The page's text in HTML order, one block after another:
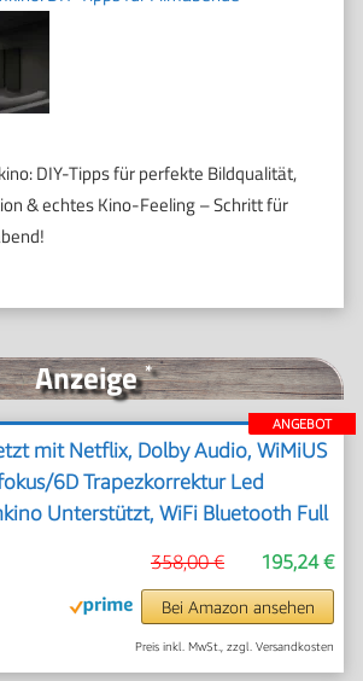
Anzeige*
ANGEBOT
mit Netflix, Dolby Audio, WiMiUS
6D Trapezkorrektur Led
Unterstützt, WiFi Bluetooth Full
Deckenmontage Projektor für
195,24 €
358,00 €
Bei Amazon ansehen
Preis inkl. MwSt., zzgl. Versandkosten
DIY-Tipps für perfekte Bildqualität,
& echtes Kino-Feeling – Schritt für